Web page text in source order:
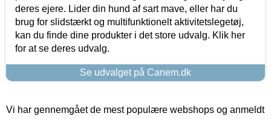
deres ejere. Lider din hund af sart mave, eller har du
brug for slidstærkt og multifunktionelt aktivitetslegetøj,
kan du finde dine produkter i det store udvalg. Klik her
for at se deres udvalg.
Se udvalget på Canem.dk
Vi har gennemgået de mest populære webshops og anmeldt